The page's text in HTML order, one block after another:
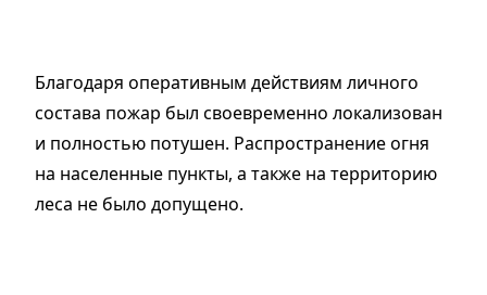
Благодаря оперативным действиям личного
состава пожар был своевременно локализован
и полностью потушен. Распространение огня
на населенные пункты, а также на территорию
леса не было допущено.